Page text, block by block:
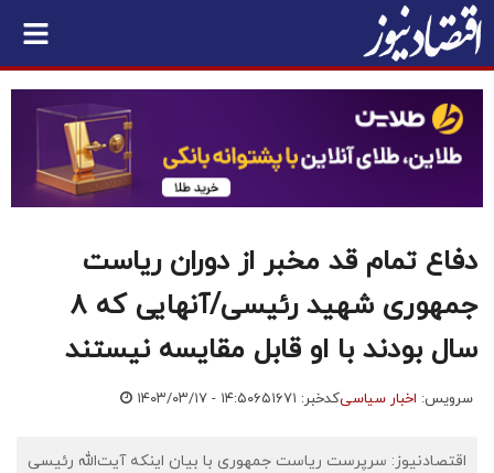
دفاع تمام قد مخبر از دوران ریاست
جمهوری شهید رئیسی/آنهایی که ۸
سال بودند با او قابل مقایسه نیستند
سرویس: اخبار سیاسیکدخبر: ۶۵۱۶۷۱ ۱۴۰۳/۰۳/۱۷ - ۱۴:۵۰
اقتصادنیوز: سرپرست ریاست جمهوری با بیان اینکه آیت‌الله رئیسی